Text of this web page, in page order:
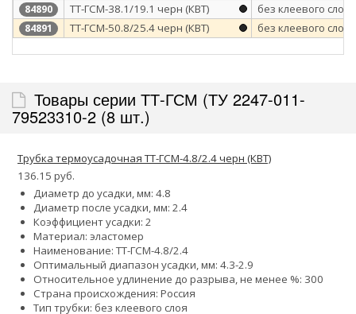
84890 ТТ-ГСМ-38.1/19.1 черн (КВТ) без клеевого слоя
84891 ТТ-ГСМ-50.8/25.4 черн (КВТ) без клеевого слоя
Товары серии ТТ-ГСМ (ТУ 2247-011-
79523310-2 (8 шт.)
Трубка термоусадочная ТТ-ГСМ-4.8/2.4 черн (КВТ)
136.15 руб.
Диаметр до усадки, мм: 4.8
Диаметр после усадки, мм: 2.4
Коэффициент усадки: 2
Материал: эластомер
Наименование: ТТ-ГСМ-4.8/2.4
Оптимальный диапазон усадки, мм: 4.3-2.9
Относительное удлинение до разрыва, не менее %: 300
Страна происхождения: Россия
Тип трубки: без клеевого слоя